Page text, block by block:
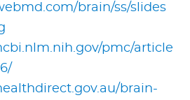
brain/ss/slides
pmc/article
brain-